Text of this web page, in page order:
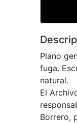
Plano
fuga.
natural.
El
Borrero,